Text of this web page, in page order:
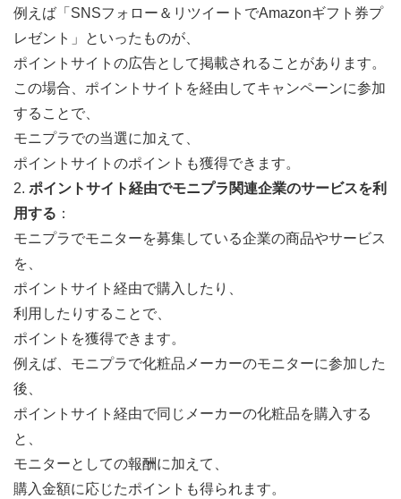
例えば「SNSフォロー＆リツイートでAmazonギフト券プ
レゼント」といったものが、
ポイントサイトの広告として掲載されることがあります。
この場合、ポイントサイトを経由してキャンペーンに参加
することで、
モニプラでの当選に加えて、
ポイントサイトのポイントも獲得できます。
2. ポイントサイト経由でモニプラ関連企業のサービスを利
用する ：
モニプラでモニターを募集している企業の商品やサービス
を、
ポイントサイト経由で購入したり、
利用したりすることで、
ポイントを獲得できます。
例えば、モニプラで化粧品メーカーのモニターに参加した
後、
ポイントサイト経由で同じメーカーの化粧品を購入する
と、
モニターとしての報酬に加えて、
購入金額に応じたポイントも得られます。